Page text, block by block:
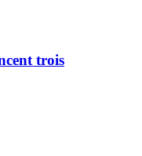
trois